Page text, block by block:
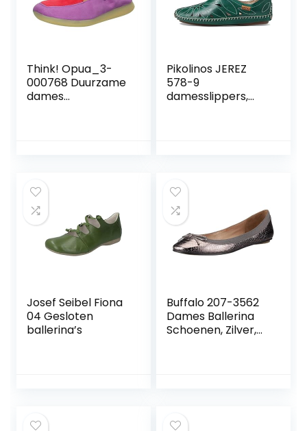
Think! Opua_3-
000768 Duurzame
dames
Pikolinos JEREZ
578-9
damesslippers,
Josef Seibel Fiona
04 Gesloten
ballerina’s
Buffalo 207-3562
Dames Ballerina
Schoenen, Zilver,